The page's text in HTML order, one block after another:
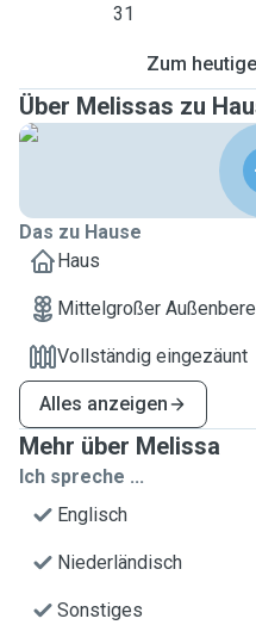
31
Zum
Über Melissas zu
Das zu Hause
Haus
Mittelgroßer
Vollständig eingezäunt
Alles anzeigen
Mehr über Melissa
Ich spreche ...
Englisch
Niederländisch
Sonstiges